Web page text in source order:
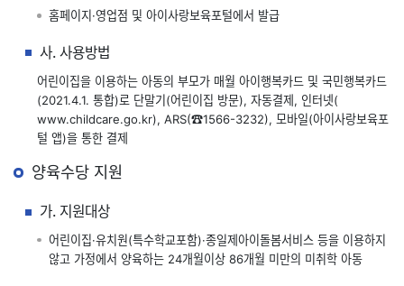
홈페이지·영업점 및 아이사랑보육포털에서 발급
사. 사용방법
어린이집을 이용하는 아동의 부모가 매월 아이행복카드 및 국민행복카드
(2021.4.1. 통합)로 단말기(어린이집 방문), 자동결제, 인터넷(
www.childcare.go.kr), ARS(☎1566-3232), 모바일(아이사랑보육포
털 앱)을 통한 결제
양육수당 지원
가. 지원대상
어린이집·유치원(특수학교포함)·종일제아이돌봄서비스 등을 이용하지
않고 가정에서 양육하는 24개월이상 86개월 미만의 미취학 아동